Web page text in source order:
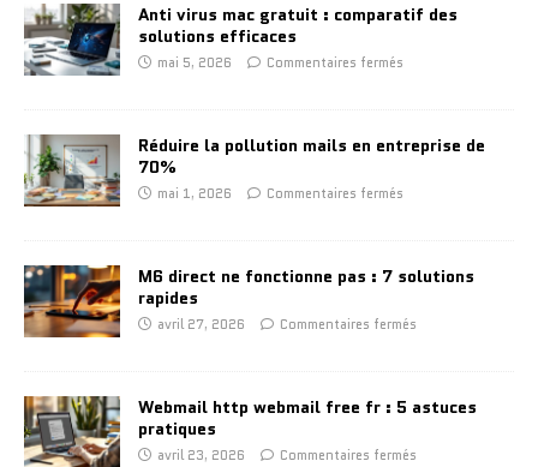
Anti virus mac gratuit : comparatif des
solutions efficaces
mai 5, 2026 Commentaires fermés
Réduire la pollution mails en entreprise de
70%
mai 1, 2026 Commentaires fermés
M6 direct ne fonctionne pas : 7 solutions
rapides
avril 27, 2026 Commentaires fermés
Webmail http webmail free fr : 5 astuces
pratiques
avril 23, 2026 Commentaires fermés